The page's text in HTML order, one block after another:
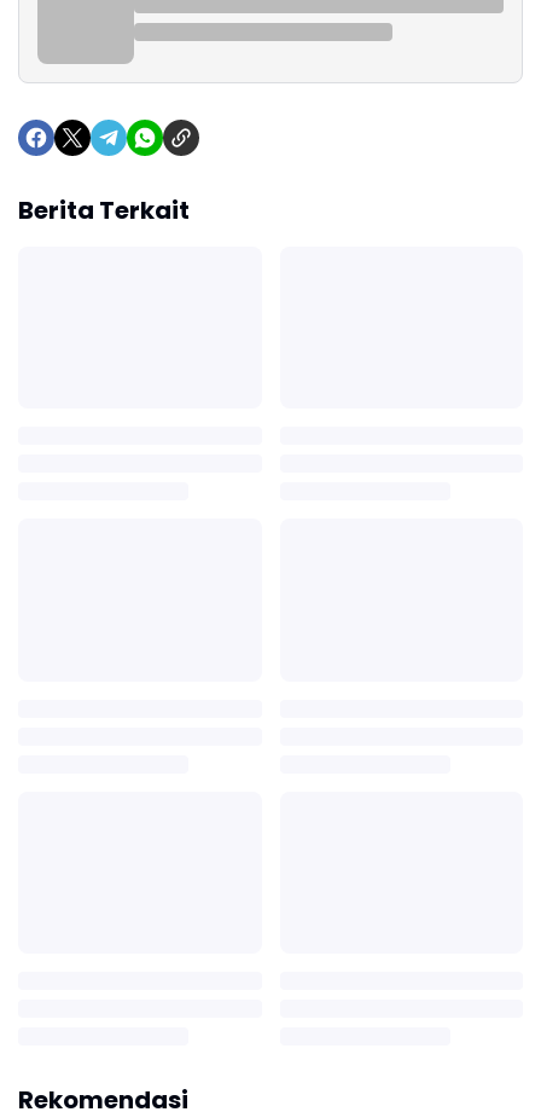
Berita Terkait
Rekomendasi